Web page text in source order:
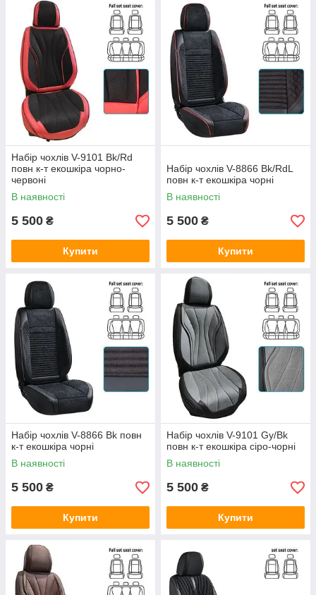
Набір чохлів V-9101 Bk/Rd
повн к-т екошкіра чорно-
червоні
В наявності
5 500 ₴
Купити
Набір чохлів V-8866 Bk/RdL
повн к-т екошкіра чорні
В наявності
5 500 ₴
Купити
Набір чохлів V-8866 Bk повн
к-т екошкіра чорні
В наявності
5 500 ₴
Купити
Набір чохлів V-9101 Gy/Bk
повн к-т екошкіра сіро-чорні
В наявності
5 500 ₴
Купити